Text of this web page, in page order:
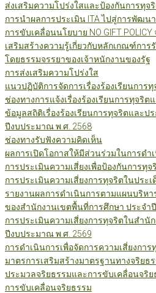
ส่งเสริมความโปร่งใสและป้องกันการทุจ
การนำผลการประเมิน ITA ไปสู่การพัฒน
การขับเคลื่อนนโยบาย NO GIFT
เสริมสร้างความรู้เกี่ยวกับหลักเกณฑ์กา
โดยธรรมจรรยาของเจ้าหนักงานของรัฐ
การส่งเสริมความโปร่งใส
แนวปฏิบัติการจัดการเรื่องร้องเรียนการ
ช่องทางการแจ้งเรื่องร้องเรียนการทุจริ
ข้อมูลสถิติเรื่องร้องเรียนการทุจริตและป
ปีงบประมาณ พ.ศ. 2568
ช่องทางรับฟังความคิดเห็น
ผลการเปิดโอกาสให้มีส่วนร่วมในการด
การประเมินความเสี่ยงเพื่อป้องกันการทุจ
การประเมินความเสี่ยงการทุจริตในประ
รายงานผลการดำเนินการตามแผนบริหา
ของสำนักงานเขตพื้นที่การศึกษา ประจำ
การประเมินความเสี่ยงการทุจริตในสำนั
ปีงบประมาณ พ.ศ. 2569
การดำเนินการเพื่อจัดการความเสี่ยงกา
มาตรการเสริมสร้างมาตรฐานทางจริยธ
ประมวลจริยธรรมและการขับเคลื่อนจริย
การขับเคลื่อนจริยธรรม